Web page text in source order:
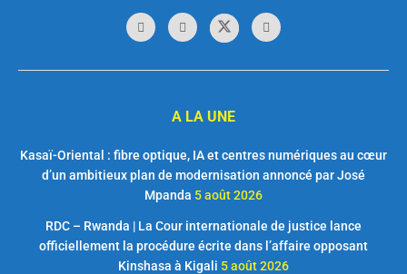
A LA UNE
Kasaï-Oriental : fibre optique, IA et centres numériques au cœur
d’un ambitieux plan de modernisation annoncé par José
Mpanda 5 août 2026
RDC – Rwanda | La Cour internationale de justice lance
officiellement la procédure écrite dans l’affaire opposant
Kinshasa à Kigali 5 août 2026